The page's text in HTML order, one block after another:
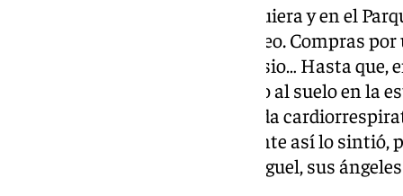
Era un martes como otro cualquiera y en el
consumía con su habitual ajetreo. Compras
que otra repetición en el gimnasio… Hasta que,
hombre de 51 años cayó a plomo al suelo en la
supermercado. Sufría una parada
manera fulminante. Seguramente así lo sintió,
encontraban Mari Carmen y Miguel, sus